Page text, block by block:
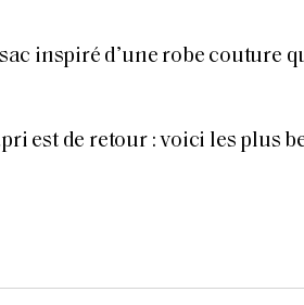
inspiré d’une robe couture
est de retour : voici les plus